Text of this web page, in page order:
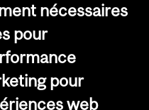
2026
nécessaires
pour
pour
web